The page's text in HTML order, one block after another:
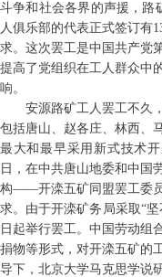
斗争和社会各界的声援，路
人俱乐部的代表正式签订有
求。这次罢工是中国共产党
提高了党组织在工人群众中
响。
安源路矿工人罢工不久
包括唐山、赵各庄、林西、
最大和最早采用新式技术
日，在中共唐山地委和中国
构——开滦五矿同盟罢工委
求。由于开滦矿务局采取“
日起举行罢工。中国劳动组
捐物等形式，对开滦五矿的
导下，北京大学马克思学说